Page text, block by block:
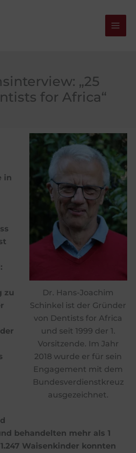
„25
for Africa“
Dr. Hans-Joachim
Schinkel ist der Gründer
von Dentists for Africa
und seit 1999 der 1.
Vorsitzende. Im Jahr
2018 wurde er für sein
Engagement mit dem
Bundesverdienstkreuz
ausgezeichnet.
in
zu
behandelten mehr als 1
Waisenkinder konnten